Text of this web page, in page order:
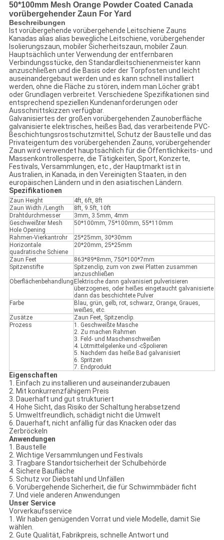
50*100mm Mesh Orange Powder Coated Canada
vorübergehender Zaun For Yard
Beschreibungen
Ist vorübergehende vorübergehende Leitschiene Zauns
Kanadas alias alias bewegliche Leitschiene, vorübergehender
Isolierungszaun, mobiler Sicherheitszaun, mobiler Zaun.
Hauptsächlich unter Verwendung der entfernbaren
Verbindungsstücke, den Standardleitschienenmeister kann
anzuschließen und die Basis oder der Torpfosten und leicht
auseinandergebaut werden und es kann schnell installiert
werden, ohne die Fläche zu stören, indem man Löcher gräbt
oder Grundlagen verbreitet. Verschiedene Spezifikationen sind
entsprechend speziellen Kundenanforderungen oder
Ausschnittskizzen verfügbar.
Galvanisiertes der großen vorübergehenden Zaunoberfläche
galvanisierte elektrisches, heißes Bad, das verarbeitende PVC-
Beschichtungsrostschutzmittel, Schutz der Baustelle und das
Privateigentum des vorübergehenden Zauns, vorübergehender
Zaun wird verwendet hauptsächlich für die Öffentlichkeits- und
Massenkontrollesperre, die Tätigkeiten, Sport, Konzerte,
Festivals, Versammlungen, etc., der Hauptmarkt ist in
Australien, in Kanada, in den Vereinigten Staaten, in den
europäischen Ländern und in den asiatischen Ländern.
Spezifikationen
Zaun Height
4ft, 6ft, 8ft
Zaun Width /Length
8ft, 9.5ft, 10ft
Drahtdurchmesser
3mm, 3.5mm, 4mm
Geschweißter Mesh
Hole Opening
50*100mm, 75*100mm, 55*110mm
Rahmen-Vierkantrohr
25*25mm, 30*30mm
Horizontale
quadratische Schiene
20*20mm, 25*25mm
Zaun Feet
863*89*8mm, 750*100*7mm
Spitzenstifte
Spitzenclip, zum von zwei Platten zusammen
anzuschließen
Oberflächenbehandlung Elektrische dann galvanisiert pulverisieren
überzogenes, oder heißes eingetaucht galvanisierte
dann das beschichtete Pulver
Farbe
Blau, grün, gelb, rot, schwarz, Orange, Graues,
weißes, etc.
Zusätze
Zaun Feet, Spitzenclip.
Prozess
1. Geschweißte Masche
2. Zu machen Rahmen
3. Feld- und Maschenschweißen
4. Lötmittelgelenke und -c$polieren
5. Nachdem das heiße Bad galvanisiert
6. Spritzen
7. Endprodukt
Eigenschaften
1. Einfach zu installieren und auseinanderzubauen
2. Mit konkurrenzfähigem Preis
3. Dauerhaft und gut strukturiert
4. Hohe Sicht, das Risiko der Schaltung herabsetzend
5. Umweltfreundlich, schädigt nicht die Umwelt
6. Dauerhaft, nicht anfällig für das Knacken oder das
Zerbröckeln
Anwendungen
1. Baustelle
2. Wichtige Versammlungen und Festivals
3. Tragbare Standortsicherheit der Schulbehörde
4. Sichere Baufläche
5. Schutz vor Diebstahl und Unfällen
6. Vorübergehende Sicherheit, die für Schwimmbäder ficht
7. Und viele anderen Anwendungen
Unser Service
Vorverkaufsservice
1. Wir haben genügenden Vorrat und viele Modelle, damit Sie
wählen.
2. Gute Qualität, Fabrikpreis, schnelle Antwort und